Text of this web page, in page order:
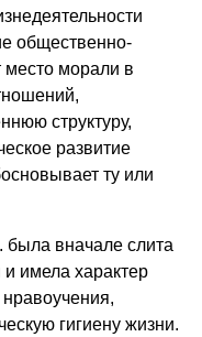
общественно-
место морали в
структуру,
развитие
ту или
была вначале слита
имела характер
гигиену жизни.